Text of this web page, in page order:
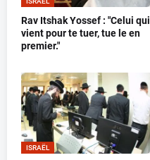
Rav Itshak Yossef : "Celui qui
vient pour te tuer, tue le en
premier."
ISRAËL